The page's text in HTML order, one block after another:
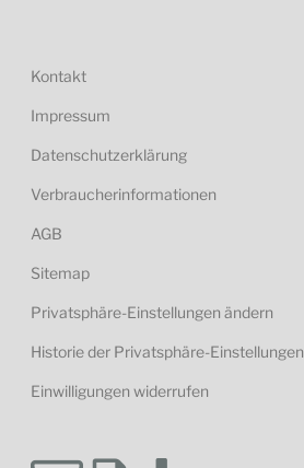
Kontakt
Impressum
Datenschutzerklärung
Verbraucherinformationen
AGB
Sitemap
Privatsphäre-Einstellungen ändern
Historie der Privatsphäre-Einstellungen
Einwilligungen widerrufen